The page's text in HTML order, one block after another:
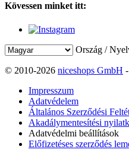
Kövessen minket itt:
Ország /
© 2010-2026 niceshops GmbH
Impresszum
Adatvédelem
Általános Szerződési
Akadálymentesítési
Adatvédelmi beállítások
Előfizetéses szerződés